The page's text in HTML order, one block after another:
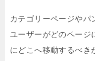
カテゴリーページやパ
ユーザーがどのページ
にどこへ移動するべき